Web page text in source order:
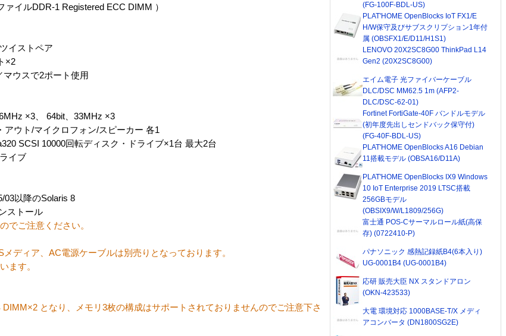
イルDDR-1 Registered ECC DIMM ）
イストペア
×2
ウスで2ポート使用
×3、 64bit、33MHz ×3
ウト/マイクロフォン/スピーカー 各1
SCSI 10000回転ディスク・ドライブ×1台 最大2台
イブ
03以降のSolaris 8
ストール
でご注意ください。
ディア、AC電源ケーブルは別売りとなっております。
ます。
となり、メモリ3枚の構成はサポートされておりませんのでご注意下さ
(FG-100F-BDL-US)
PLAT'HOME OpenBlocks IoT FX1/E
H/W保守及びサブスクリプション1年付
属 (OBSFX1/E/D11/H1S1)
LENOVO 20X2SC8G00 ThinkPad L14
Gen2 (20X2SC8G00)
エイム電子 光ファイバーケーブル
DLC/DSC MM62.5 1m (AFP2-
DLC/DSC-62-01)
Fortinet FortiGate-40F バンドルモデル
(初年度先出しセンドバック保守付)
(FG-40F-BDL-US)
PLAT'HOME OpenBlocks A16 Debian
11搭載モデル (OBSA16/D11A)
PLAT'HOME OpenBlocks IX9 Windows
10 IoT Enterprise 2019 LTSC搭載
256GBモデル
(OBSIX9/W/L1809/256G)
富士通 POS-Cサーマルロール紙(高保
存) (0722410-P)
パナソニック 感熱記録紙B4(6本入り)
UG-0001B4 (UG-0001B4)
応研 販売大臣 NX スタンドアロン
(OKN-423533)
大電 環境対応 1000BASE-T/X メディ
アコンバータ (DN1800SG2E)